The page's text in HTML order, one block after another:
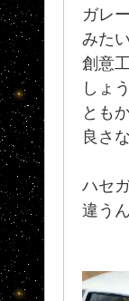
ガレ
みた
創意
しょう
とも
良さ
ハセ
違う